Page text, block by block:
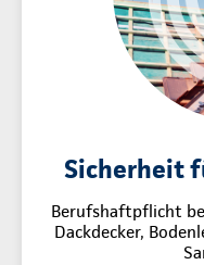
Sicherheit
Berufshaftpflicht
Dackdecker,